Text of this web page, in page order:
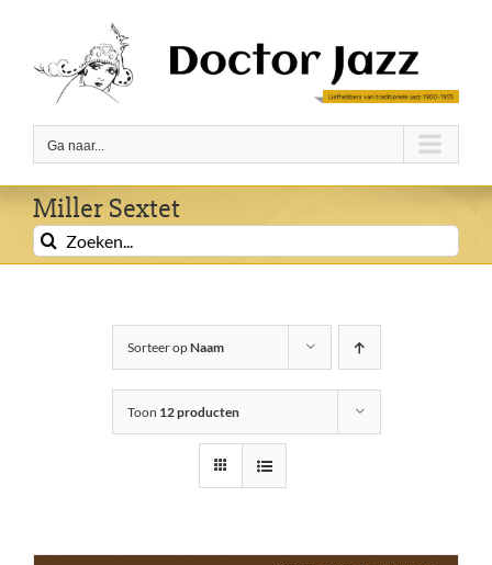
inhoud
Ga naar...
Miller Sextet
Zoeken
naar:
Sorteer opNaam
Toon 12 producten